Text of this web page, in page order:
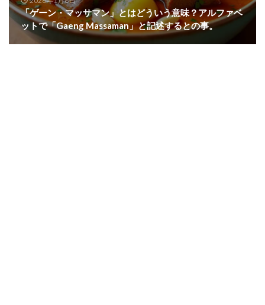
「ゲーン・マッサマン」とはどういう意味？アルファベ
ットで「Gaeng Massaman」と記述するとの事。